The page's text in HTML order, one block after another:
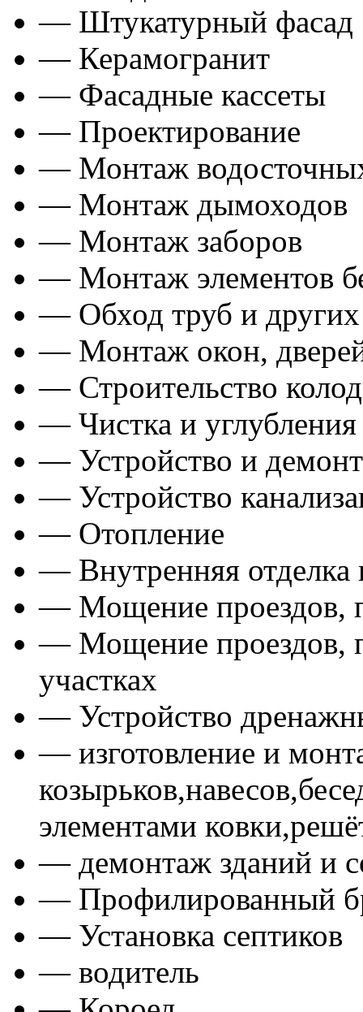
— Штукатурный фасад
— Керамогранит
— Фасадные кассеты
— Проектирование
— Монтаж
— Монтаж дымоходов
— Монтаж заборов
— Монтаж элементов
— Обход труб и других
— Монтаж окон,
— Строительство
— Чистка и углубления
— Устройство и
— Устройство
— Отопление
— Внутренняя
— Мощение проездов,
— Мощение проездов,
участках
— Устройство
— изготовление и
элементами
— демонтаж зданий и
— Профилированный
— Установка септиков
— водитель